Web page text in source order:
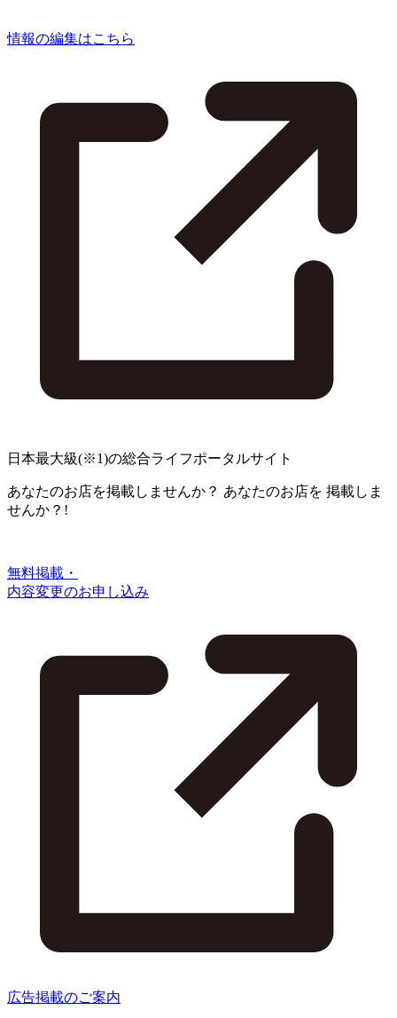
情報の編集はこちら
日本最大級(※1)の総合ライフポータルサイト
あなたのお店を掲載しませんか？ あなたのお店を 掲載しま
せんか？!
無料掲載・
内容変更のお申し込み
広告掲載のご案内